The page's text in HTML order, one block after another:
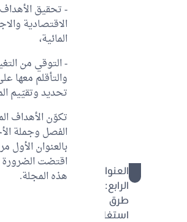
المؤسساتي
والهيكلي
الإستراتجيات
والمخططات
والأنظمة
المعلوماتية
العنوان
الرابع: في
طرق
استغلال
- تحقيق
الاقتصادية
المائية،
- التوقي من
والتأقلم معها
تحديد وتقيّيم
تكوّن الأهداف
الفصل وجملة
بالعنوان الأول
اقتضت الضرورة
هذه المجلة.